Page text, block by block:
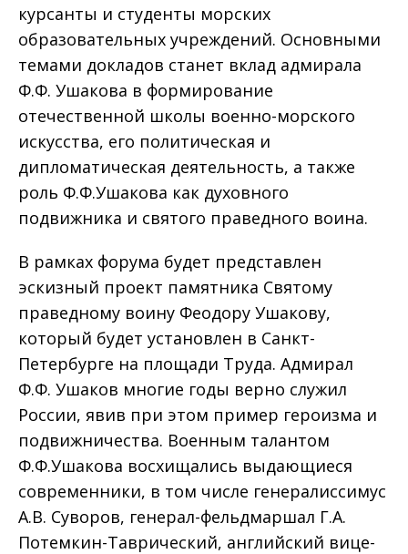
курсанты и студенты морских
образовательных учреждений. Основными
темами докладов станет вклад адмирала
Ф.Ф. Ушакова в формирование
отечественной школы военно-морского
искусства, его политическая и
дипломатическая деятельность, а также
роль Ф.Ф.Ушакова как духовного
подвижника и святого праведного воина.
В рамках форума будет представлен
эскизный проект памятника Святому
праведному воину Феодору Ушакову,
который будет установлен в Санкт-
Петербурге на площади Труда. Адмирал
Ф.Ф. Ушаков многие годы верно служил
России, явив при этом пример героизма и
подвижничества. Военным талантом
Ф.Ф.Ушакова восхищались выдающиеся
современники, в том числе генералиссимус
А.В. Суворов, генерал-фельдмаршал Г.А.
Потемкин-Таврический, английский вице-